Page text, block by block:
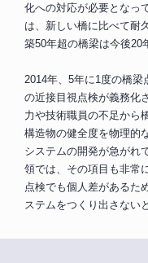
化への対応が必要となっ
は、新しい橋に比べて耐
築50年超の橋梁は今後20
2014年、5年に1度の橋
の近接目視点検が義務化
力や技術職員の不足から
構造物の健全度を物理的
システムの開発が急がれ
領では、その項目も非常
点検でも個人差があるた
ステムをつくり出さない